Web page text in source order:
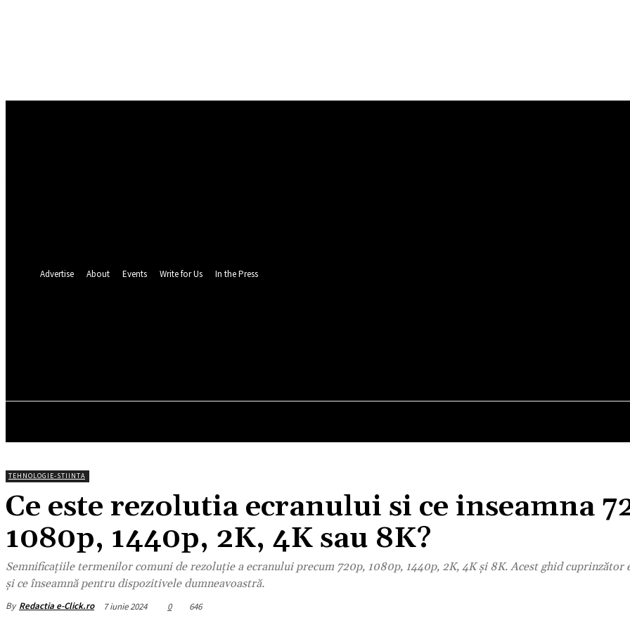
Advertise About Events Write for Us In the Press
TEHNOLOGIE-STIINTA
Ce este rezolutia ecranului si ce inseamna
1080p, 1440p, 2K, 4K sau 8K?
Semnificațiile termenilor comuni de rezoluție a ecranului precum 720p, 1080p, 1440p, 2K, 4K și 8K. Acest ghid cuprinzător
și ce înseamnă pentru dispozitivele dumneavoastră.
By Redactia e-Click.ro 7 iunie 2024 0 646